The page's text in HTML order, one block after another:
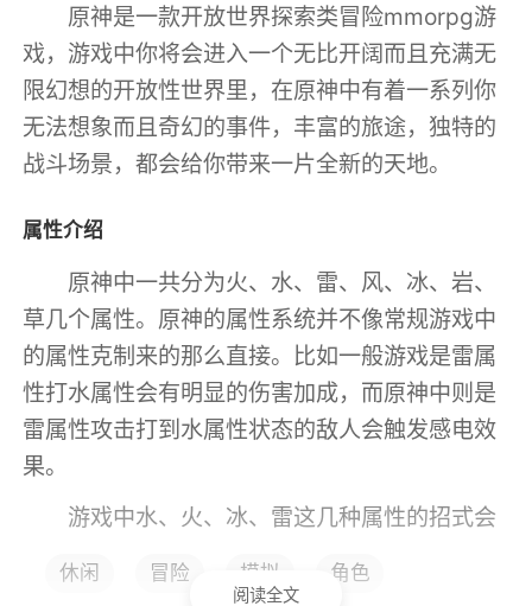
原神是一款开放世界探索类冒险mmorpg游
戏，游戏中你将会进入一个无比开阔而且充满无
限幻想的开放性世界里，在原神中有着一系列你
无法想象而且奇幻的事件，丰富的旅途，独特的
战斗场景，都会给你带来一片全新的天地。
属性介绍
原神中一共分为火、水、雷、风、冰、岩、
草几个属性。原神的属性系统并不像常规游戏中
的属性克制来的那么直接。比如一般游戏是雷属
性打水属性会有明显的伤害加成，而原神中则是
雷属性攻击打到水属性状态的敌人会触发感电效
果。
游戏中水、火、冰、雷这几种属性的招式会
而不少敌人本身也带有属性。通过不同的属性组
休闲 冒险 模拟 角色
阅读全文